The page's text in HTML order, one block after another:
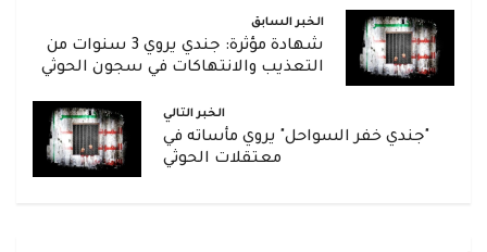
الخبر السابق
شهادة مؤثرة: جندي يروي 3 سنوات من
التعذيب والانتهاكات في سجون الحوثي
الخبر التالي
"جندي خفر السواحل" يروي مأساته في
معتقلات الحوثي